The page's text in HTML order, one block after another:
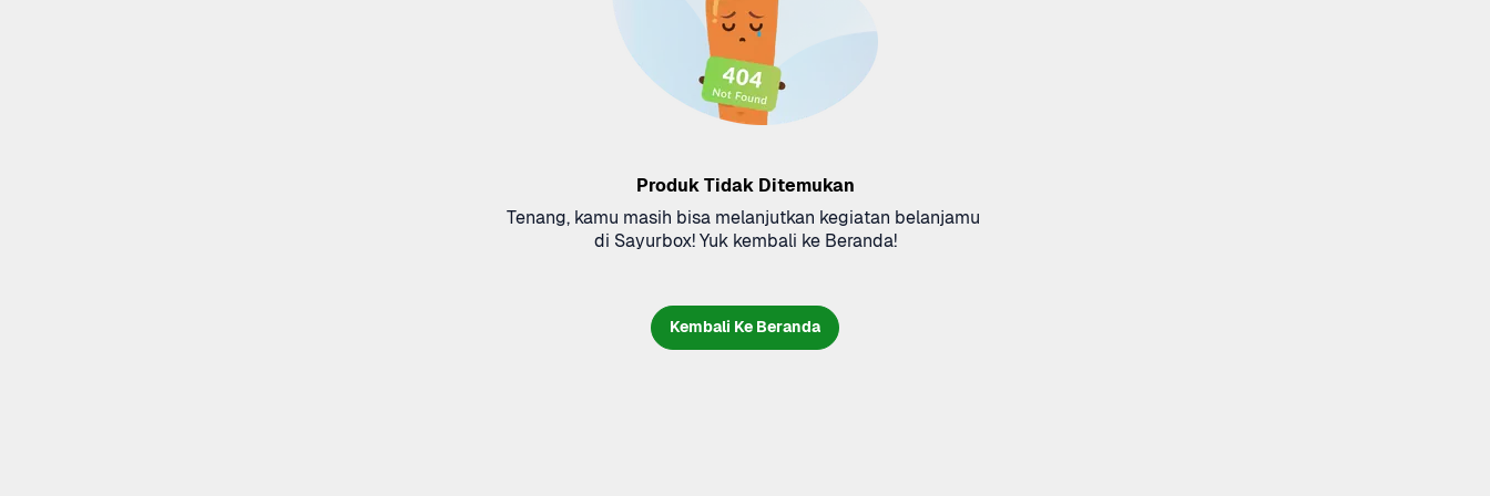
Produk Tidak Ditemukan
Tenang, kamu masih bisa melanjutkan kegiatan belanjamu
di Sayurbox! Yuk kembali ke Beranda!
Kembali Ke Beranda